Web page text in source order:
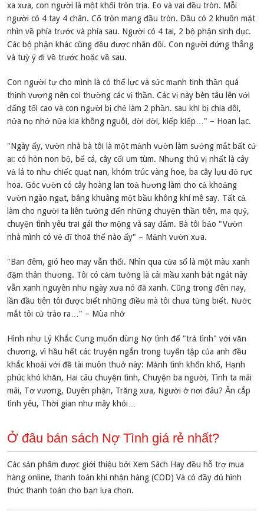
xa xưa, con người là một khối tròn trịa. Eo và vai đều tròn. Mỗi
người có 4 tay 4 chân. Cổ tròn mang đầu tròn. Đầu có 2 khuôn mặt
nhìn về phía trước và phía sau. Người có 4 tai, 2 bộ phận sinh dục.
Các bộ phận khác cũng đều được nhân đôi. Con người đứng thẳng
và tuỳ ý đi về trước hoặc về sau.
Con người tự cho mình là có thế lực và sức mạnh tinh thần quá
thịnh vượng nên coi thường các vị thần. Các vị này bèn tâu lên với
đấng tối cao và con người bị chẻ làm 2 phần. sau khi bị chia đôi,
nửa nọ nhớ nửa kia không nguôi, đời đời, kiếp kiếp…" – Hoan lạc.
"Ngày ấy, vườn nhà bà tôi là một mảnh vườn làm sướng mắt bất cứ
ai: có hòn non bộ, bể cá, cây cối um tùm. Nhưng thú vị nhất là cây
vả lá to như chiếc quạt nan, khóm trúc vàng hoe, ba cây lựu đỏ rực
hoa. Góc vườn có cây hoàng lan toả hương làm cho cả khoảng
vườn ngào ngạt, bâng khuâng một bầu không khí mê say. Tất cả
làm cho người ta liên tưởng đến những chuyện thần tiên, ma quỷ,
chuyện tình yêu trai gái thơ mộng và say đắm. Bà tôi bảo "Vườn
nhà mình có vẻ đĩ thoã thế nào ấy" – Mảnh vườn xưa.
"Ban đêm, gió heo may vẫn thổi. Nhìn qua cửa sổ là một màu xanh
đậm thân thương. Tôi có cảm tưởng là cái mầu xanh bát ngát này
vẫn xanh nguyên như ngày xưa nó đã xanh. Cũng trong đên nay,
lần đầu tiên tôi được biết những điều mà tôi chưa từng biết. Nước
mắt tôi cứ trào ra…" – Mùa nhớ
Hình như Lý Khắc Cung muốn dùng Nợ tình để "trả tình" với văn
chương, vì hầu hết các truyện ngắn trong tuyển tập của anh đều
khắc khoải với đề tài muôn thuở này: Mảnh tình khốn khổ, Hạnh
phúc khó khăn, Hai câu chuyện tình, Chuyện ba người, Tình ta mãi
mãi, Tơ vương, Duyên phận, Trăng xưa, Người ở nơi đâu? Ăn cắp
tình yêu, Thời gian như mây khói…
Ở đâu bán sách Nợ Tình giá rẻ nhất?
Các sản phẩm được giới thiệu bởi Xem Sách Hay đều hỗ trợ mua
hàng online, thanh toán khi nhận hàng (COD) Và có đầy đủ hình
thức thanh toán cho bạn lựa chọn.